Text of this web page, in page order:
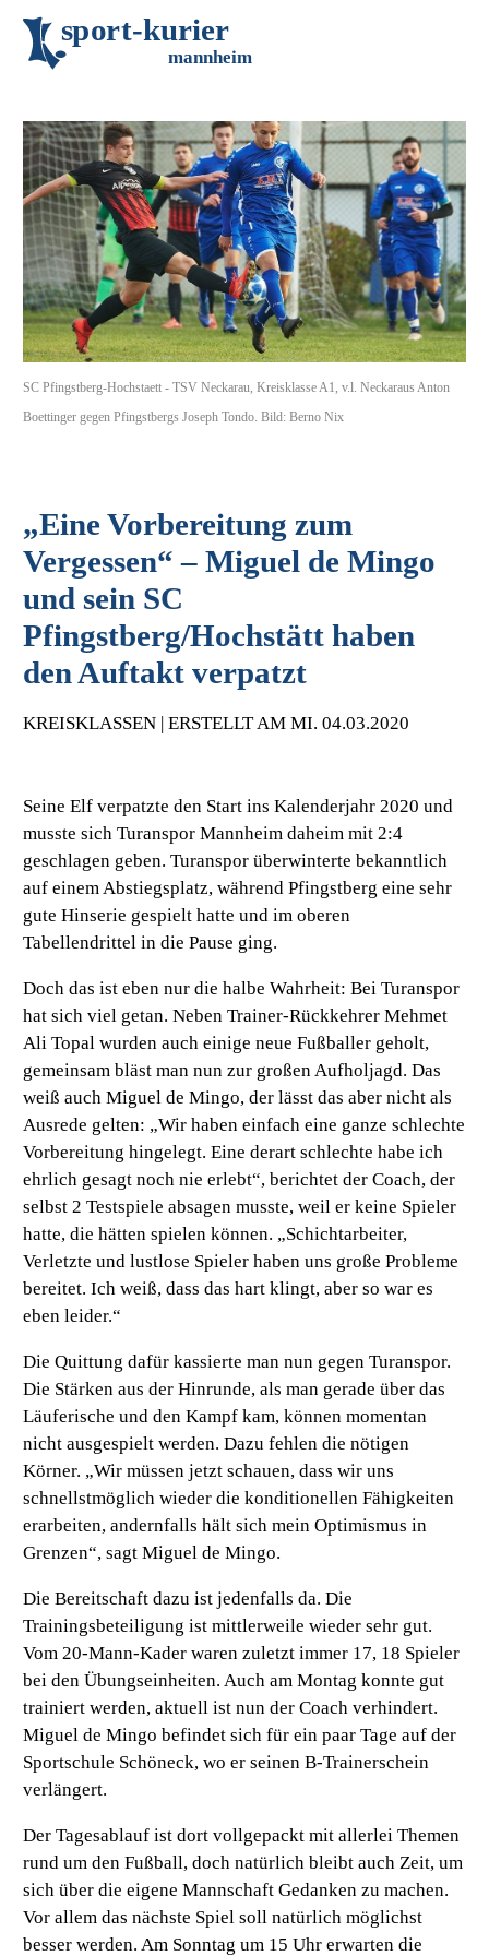
sport-kurier
mannheim
SC Pfingstberg-Hochstaett - TSV Neckarau, Kreisklasse A1, v.l. Neckaraus Anton
Boettinger gegen Pfingstbergs Joseph Tondo. Bild: Berno Nix
„Eine Vorbereitung zum
Vergessen“ – Miguel de Mingo
und sein SC
Pfingstberg/Hochstätt haben
den Auftakt verpatzt
KREISKLASSEN | ERSTELLT AM MI. 04.03.2020
Seine Elf verpatzte den Start ins Kalenderjahr 2020 und
musste sich Turanspor Mannheim daheim mit 2:4
geschlagen geben. Turanspor überwinterte bekanntlich
auf einem Abstiegsplatz, während Pfingstberg eine sehr
gute Hinserie gespielt hatte und im oberen
Tabellendrittel in die Pause ging.
Doch das ist eben nur die halbe Wahrheit: Bei Turanspor
hat sich viel getan. Neben Trainer-Rückkehrer Mehmet
Ali Topal wurden auch einige neue Fußballer geholt,
gemeinsam bläst man nun zur großen Aufholjagd. Das
weiß auch Miguel de Mingo, der lässt das aber nicht als
Ausrede gelten: „Wir haben einfach eine ganze schlechte
Vorbereitung hingelegt. Eine derart schlechte habe ich
ehrlich gesagt noch nie erlebt“, berichtet der Coach, der
selbst 2 Testspiele absagen musste, weil er keine Spieler
hatte, die hätten spielen können. „Schichtarbeiter,
Verletzte und lustlose Spieler haben uns große Probleme
bereitet. Ich weiß, dass das hart klingt, aber so war es
eben leider.“
Die Quittung dafür kassierte man nun gegen Turanspor.
Die Stärken aus der Hinrunde, als man gerade über das
Läuferische und den Kampf kam, können momentan
nicht ausgespielt werden. Dazu fehlen die nötigen
Körner. „Wir müssen jetzt schauen, dass wir uns
schnellstmöglich wieder die konditionellen Fähigkeiten
erarbeiten, andernfalls hält sich mein Optimismus in
Grenzen“, sagt Miguel de Mingo.
Die Bereitschaft dazu ist jedenfalls da. Die
Trainingsbeteiligung ist mittlerweile wieder sehr gut.
Vom 20-Mann-Kader waren zuletzt immer 17, 18 Spieler
bei den Übungseinheiten. Auch am Montag konnte gut
trainiert werden, aktuell ist nun der Coach verhindert.
Miguel de Mingo befindet sich für ein paar Tage auf der
Sportschule Schöneck, wo er seinen B-Trainerschein
verlängert.
Der Tagesablauf ist dort vollgepackt mit allerlei Themen
rund um den Fußball, doch natürlich bleibt auch Zeit, um
sich über die eigene Mannschaft Gedanken zu machen.
Vor allem das nächste Spiel soll natürlich möglichst
besser werden. Am Sonntag um 15 Uhr erwarten die